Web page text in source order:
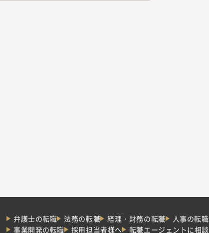
弁護士の転職 法務の転職 経理・財務の転職 人事の転職
事業開発の転職
採用担当者様へ 転職エージェントに相談